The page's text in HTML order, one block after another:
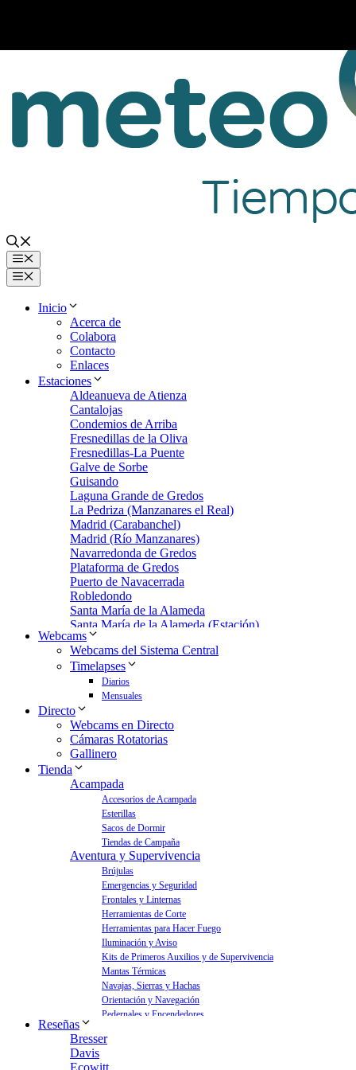
Menú
Menú
Inicio
Acerca de
Colabora
Contacto
Enlaces
Estaciones
Aldeanueva de Atienza
Cantalojas
Condemios de Arriba
Fresnedillas de la Oliva
Fresnedillas-La Puente
Galve de Sorbe
Guisando
Laguna Grande de Gredos
La Pedriza (Manzanares el Real)
Madrid (Carabanchel)
Madrid (Río Manzanares)
Navarredonda de Gredos
Plataforma de Gredos
Puerto de Navacerrada
Robledondo
Santa María de la Alameda
Santa María de la Alameda (Estación)
Zarzalejo
Zarzalejo Estación
Zarzalejo-Machotas
Webcams
Webcams del Sistema Central
Timelapses
Diarios
Mensuales
Directo
Webcams en Directo
Cámaras Rotatorias
Gallinero
Tienda
Acampada
Accesorios de Acampada
Esterillas
Sacos de Dormir
Tiendas de Campaña
Aventura y Supervivencia
Brújulas
Emergencias y Seguridad
Frontales y Linternas
Herramientas de Corte
Herramientas para Hacer Fuego
Iluminación y Aviso
Kits de Primeros Auxilios y de Supervivencia
Mantas Térmicas
Navajas, Sierras y Hachas
Orientación y Navegación
Pedernales y Encendedores
Aves y Jardín
Bebederos para Aves
Reseñas
Bresser
Davis
Ecowitt